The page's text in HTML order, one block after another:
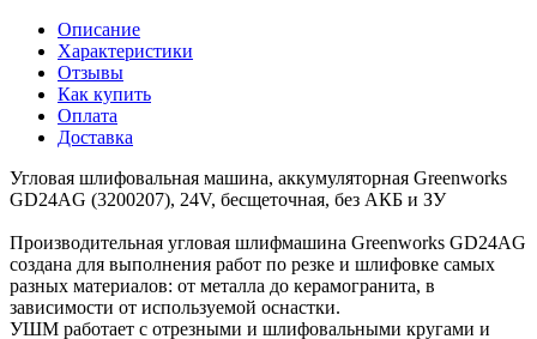
Описание
Характеристики
Отзывы
Как купить
Оплата
Доставка
Угловая шлифовальная машина, аккумуляторная Greenworks
GD24AG (3200207), 24V, бесщеточная, без АКБ и ЗУ
Производительная угловая шлифмашина Greenworks GD24AG
создана для выполнения работ по резке и шлифовке самых
разных материалов: от металла до керамогранита, в
зависимости от используемой оснастки.
УШМ работает с отрезными и шлифовальными кругами и